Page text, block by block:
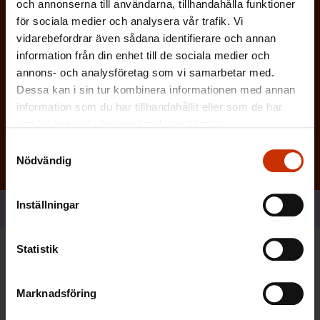
och annonserna till användarna, tillhandahålla funktioner
för sociala medier och analysera vår trafik. Vi
vidarebefordrar även sådana identifierare och annan
information från din enhet till de sociala medier och
annons- och analysföretag som vi samarbetar med.
Dessa kan i sin tur kombinera informationen med annan
information som du har tillhandahållit eller som de har
Nödvändig
Inställningar
Statistik
Marknadsföring
Prenumerera